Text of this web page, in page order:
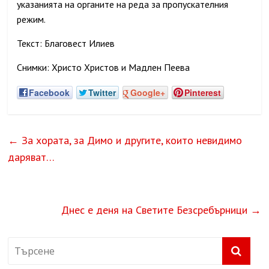
указанията на органите на реда за пропускателния
режим.
Текст: Благовест Илиев
Снимки: Христо Христов и Мадлен Пеева
Facebook Twitter Google+ Pinterest
← За хората, за Димо и другите, които невидимо
даряват…
Днес е деня на Светите Безсребърници →